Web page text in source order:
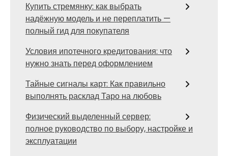
Купить стремянку: как выбрать
надёжную модель и не переплатить —
полный гид для покупателя
Условия ипотечного кредитования: что
нужно знать перед оформлением
Тайные сигналы карт: Как правильно
выполнять расклад Таро на любовь
Физический выделенный сервер:
полное руководство по выбору, настройке и
эксплуатации